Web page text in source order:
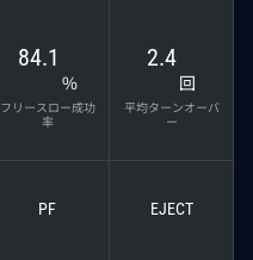
84.1
%
フリースロー成功
率
2.4
回
平均ターンオーバ
ー
PF EJECT